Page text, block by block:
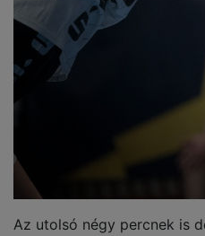
Az utolsó négy percnek is